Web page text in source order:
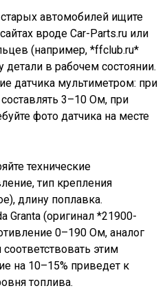
автомобилей ищите
вроде Car-Parts.ru или
(например, *ffclub.ru*
в рабочем состоянии.
датчика мультиметром: при
3–10 Ом, при
фото датчика на месте
технические
тип крепления
длину поплавка.
Granta (оригинал *21900-
0–190 Ом, аналог
этим
на 10–15% приведет к
топлива.